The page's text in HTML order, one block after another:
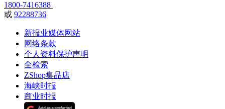
1800-7416388
或 92288736
新报业媒体网站
网络条款
个人资料保护声明
全检索
ZShop集品店
海峡时报
商业时报